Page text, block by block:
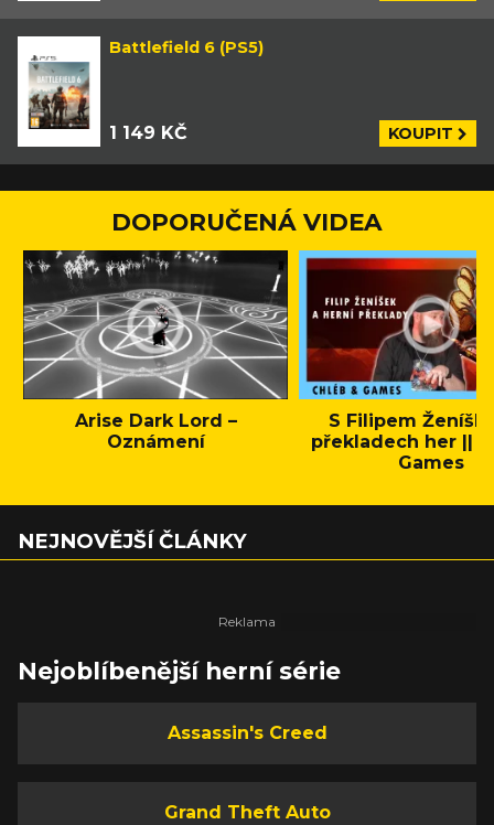
Battlefield 6 (PS5)
1 149 KČ KOUPIT
DOPORUČENÁ VIDEA
Arise Dark Lord –
Oznámení
S Filipem
překladech her ||
Games
NEJNOVĚJŠÍ ČLÁNKY
Nejoblíbenější herní série
Assassin's Creed
Grand Theft Auto